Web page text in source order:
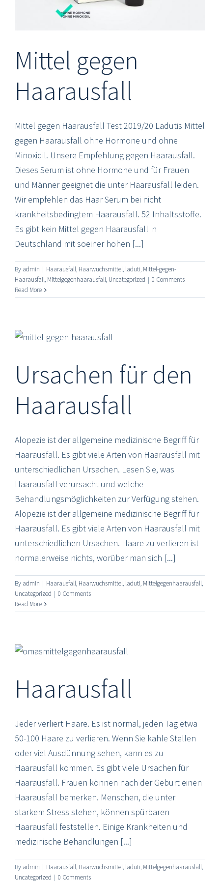
Mittel gegen
Haarausfall
Mittel gegen Haarausfall Test 2019/20 Ladutis Mittel
gegen Haarausfall ohne Hormone und ohne
Minoxidil. Unsere Empfehlung gegen Haarausfall.
Dieses Serum ist ohne Hormone und für Frauen
und Männer geeignet die unter Haarausfall leiden.
Wir empfehlen das Haar Serum bei nicht
krankheitsbedingtem Haarausfall. 52 Inhaltsstoffe.
Es gibt kein Mittel gegen Haarausfall in
Deutschland mit soeiner hohen [...]
By admin | Haarausfall, Haarwuchsmittel, laduti, Mittel-gegen-
Haarausfall, Mittelgegenhaarausfall, Uncategorized | 0 Comments
Read More
Ursachen für den
Haarausfall
Alopezie ist der allgemeine medizinische Begriff für
Haarausfall. Es gibt viele Arten von Haarausfall mit
unterschiedlichen Ursachen. Lesen Sie, was
Haarausfall verursacht und welche
Behandlungsmöglichkeiten zur Verfügung stehen.
Alopezie ist der allgemeine medizinische Begriff für
Haarausfall. Es gibt viele Arten von Haarausfall mit
unterschiedlichen Ursachen. Haare zu verlieren ist
normalerweise nichts, worüber man sich [...]
By admin | Haarausfall, Haarwuchsmittel, laduti, Mittelgegenhaarausfall,
Uncategorized | 0 Comments
Read More
Haarausfall
Jeder verliert Haare. Es ist normal, jeden Tag etwa
50-100 Haare zu verlieren. Wenn Sie kahle Stellen
oder viel Ausdünnung sehen, kann es zu
Haarausfall kommen. Es gibt viele Ursachen für
Haarausfall. Frauen können nach der Geburt einen
Haarausfall bemerken. Menschen, die unter
starkem Stress stehen, können spürbaren
Haarausfall feststellen. Einige Krankheiten und
medizinische Behandlungen [...]
By admin | Haarausfall, Haarwuchsmittel, laduti, Mittelgegenhaarausfall,
Uncategorized | 0 Comments
© Copyright2026 Mittel gegen Haarausfall,